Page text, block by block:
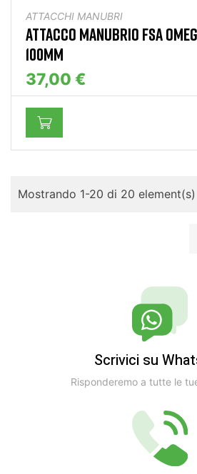
ATTACCHI MANUBRI
ATTACCO MANUBRIO FSA
100MM
37,00 €
Mostrando 1-20 di 20 element(s)
Scrivici su
Risponderemo a tutte le